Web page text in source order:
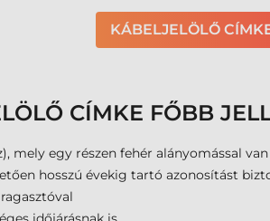
KÁBELJELÖLŐ
CÍMKE FŐBB
mely egy részen fehér alányomással
hosszú évekig tartó azonosítást